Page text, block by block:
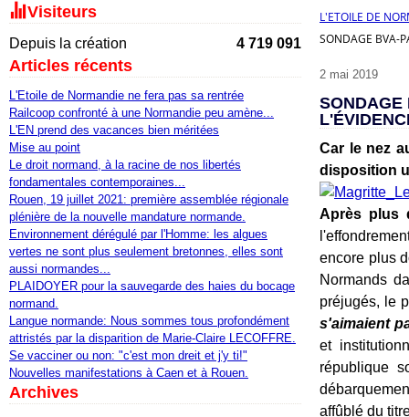
Visiteurs
Depuis la création 4 719 091
Articles récents
L'Etoile de Normandie ne fera pas sa rentrée
Railcoop confronté à une Normandie peu amène...
L'EN prend des vacances bien méritées
Mise au point
Le droit normand, à la racine de nos libertés
fondamentales contemporaines...
Rouen, 19 juillet 2021: première assemblée régionale
plénière de la nouvelle mandature normande.
Environnement dérégulé par l'Homme: les algues
vertes ne sont plus seulement bretonnes, elles sont
aussi normandes...
PLAIDOYER pour la sauvegarde des haies du bocage
normand.
Langue normande: Nous sommes tous profondément
attristés par la disparition de Marie-Claire LECOFFRE.
Se vacciner ou non: "c'est mon dreit et j'y ti!"
Nouvelles manifestations à Caen et à Rouen.
Archives
L'ETOILE DE
SONDAGE BVA-
2 mai 2019
SONDAGE
Car le nez
disposition
Après plus
encore plus
Normands
préjugés, le
s'aimaient
et
république
affûblé du